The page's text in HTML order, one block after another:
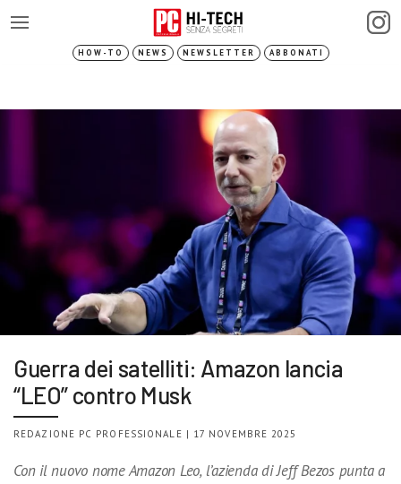
HOW-TO NEWS NEWSLETTER ABBONATI
Guerra dei satelliti: Amazon lancia
“LEO” contro Musk
REDAZIONE PC PROFESSIONALE | 17 NOVEMBRE 2025
Con il nuovo nome Amazon Leo, l’azienda di Jeff Bezos punta a